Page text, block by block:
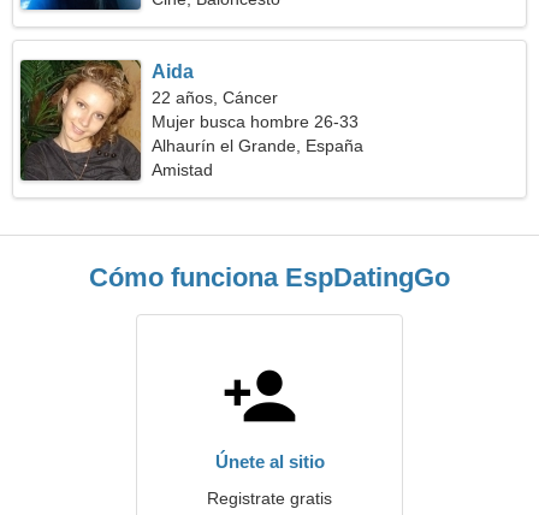
Aida
22 años, Cáncer
Mujer busca hombre 26-33
Alhaurín el Grande, España
Amistad
Cómo funciona EspDatingGo
Únete al sitio
Registrate gratis